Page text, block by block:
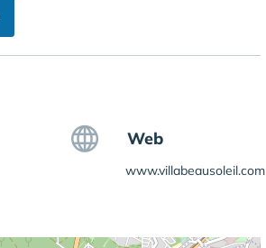
Web
www.villabeausoleil.com